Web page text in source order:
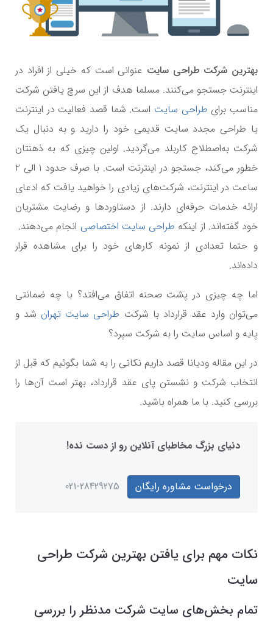
بهترین شرکت طراحی سایت عنوانی است که خیلی از افراد در
اینترنت جستجو می‌کنند. مسلما هدف از این سرچ یافتن شرکت
مناسب برای طراحی سایت است. شما قصد فعالیت در اینترنت
یا طراحی مجدد سایت قدیمی خود را دارید و به دنبال یک
شرکت به‌اصطلاح کاربلد می‌گردید. اولین چیزی که به ذهنتان
خطور می‌کند، جستجو در اینترنت است. با صرف حدود 1 الی 2
ساعت در اینترنت، شرکت‌های زیادی را خواهید یافت که ادعای
ارائه خدمات حرفه‌ای دارند. از دستاوردها و رضایت مشتریان
خود گفته‌اند. از اینکه طراحی سایت اختصاصی انجام می‌دهند.
و حتما تعدادی از نمونه کارهای خود را برای مشاهده قرار
داده‌اند.
اما چه چیزی در پشت صحنه اتفاق می‌افتد؟ با چه ضمانتی
می‌توان وارد عقد قرارداد با شرکت طراحی سایت تهران شد و
پایه و اساس سایت را به شرکت سپرد؟
در این مقاله ودیانا قصد داریم نکاتی را به شما بگوئیم که قبل از
انتخاب شرکت و نشستن پای عقد قرارداد، بهتر است آن‌ها را
بررسی کنید. با ما همراه باشید.
دنیای بزرگ مخاطبای آنلاین رو از دست نده!
درخواست مشاوره رایگان 021-28429275
نکات مهم برای یافتن بهترین شرکت طراحی
سایت
تمام بخش‌های سایت شرکت مدنظر را بررسی